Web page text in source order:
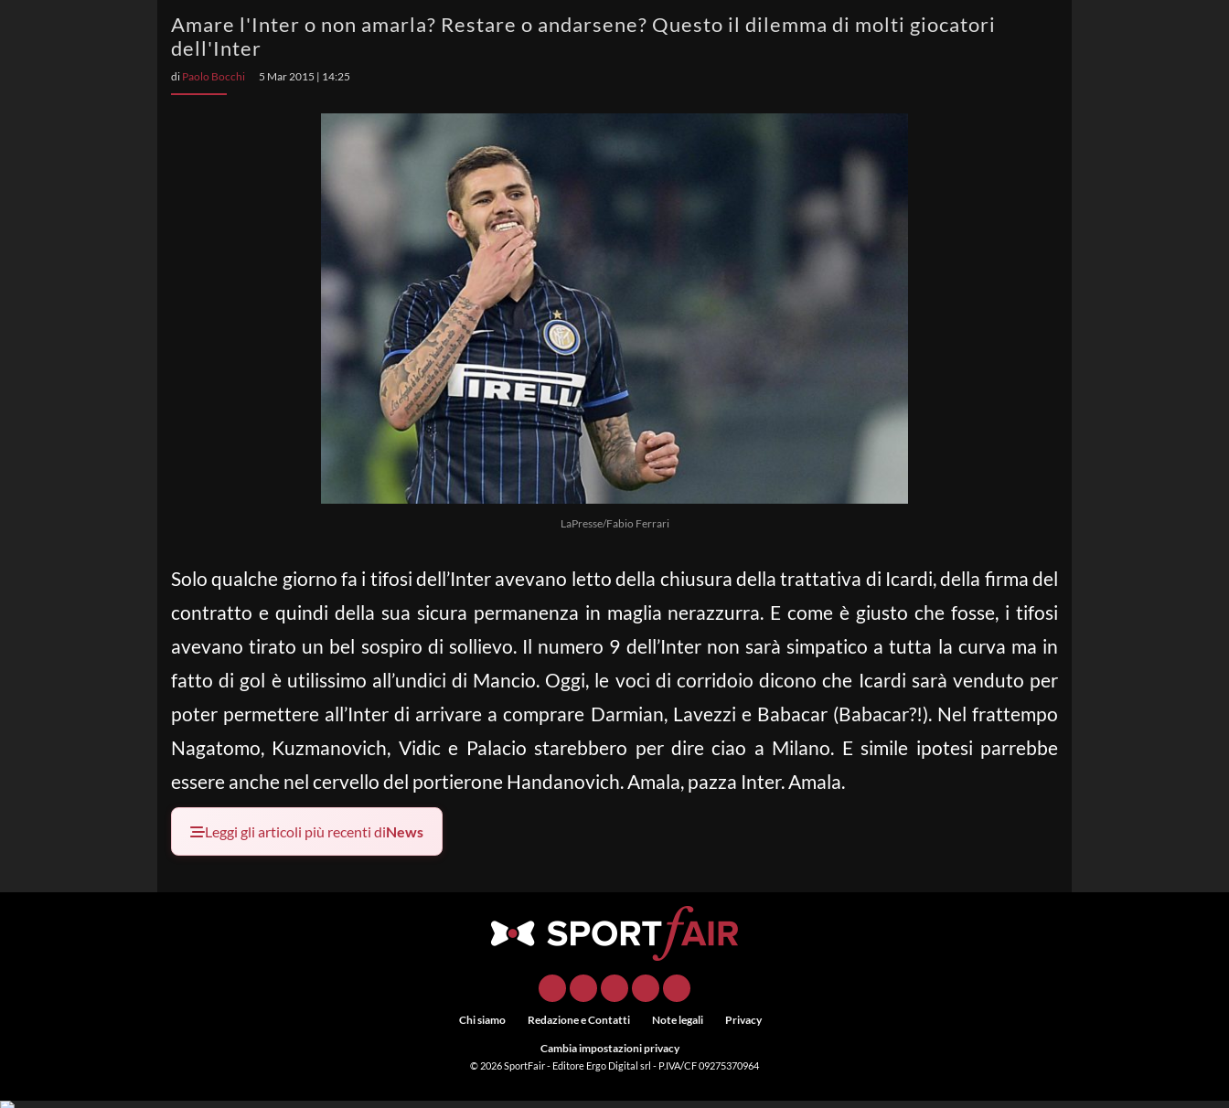
Amare l'Inter o non amarla? Restare o andarsene? Questo il dilemma di molti giocatori
dell'Inter
di Paolo Bocchi 5 Mar 2015 | 14:25
LaPresse/Fabio Ferrari
Solo qualche giorno fa i tifosi dell’Inter avevano letto della chiusura della trattativa di Icardi, della firma del
contratto e quindi della sua sicura permanenza in maglia nerazzurra. E come è giusto che fosse, i tifosi
avevano tirato un bel sospiro di sollievo. Il numero 9 dell’Inter non sarà simpatico a tutta la curva ma in
fatto di gol è utilissimo all’undici di Mancio. Oggi, le voci di corridoio dicono che Icardi sarà venduto per
poter permettere all’Inter di arrivare a comprare Darmian, Lavezzi e Babacar (Babacar?!). Nel frattempo
Nagatomo, Kuzmanovich, Vidic e Palacio starebbero per dire ciao a Milano. E simile ipotesi parrebbe
essere anche nel cervello del portierone Handanovich. Amala, pazza Inter. Amala.
Leggi gli articoli più recenti diNews
Chi siamo Redazione e Contatti Note legali Privacy
Cambia impostazioni privacy
© 2026SportFair- Editore Ergo Digital srl - P.IVA/CF 09275370964